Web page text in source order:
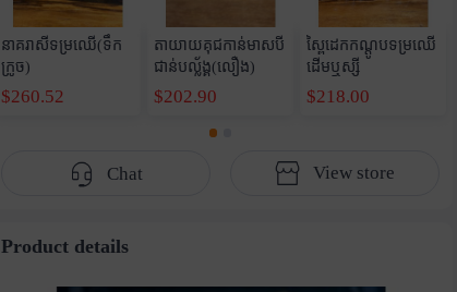
នាគរាសីទម្រឈើ(ទឹក
ក្រូច)
$260.52
តាយាយគុជកាន់មាសបី
ជាន់បល្ល័ង្គ(លឿង)
$202.90
ស្ពៃដេកកណ្តូបទម្រឈើ
ដើមឬស្សី
$218.00
Chat View store
Product details